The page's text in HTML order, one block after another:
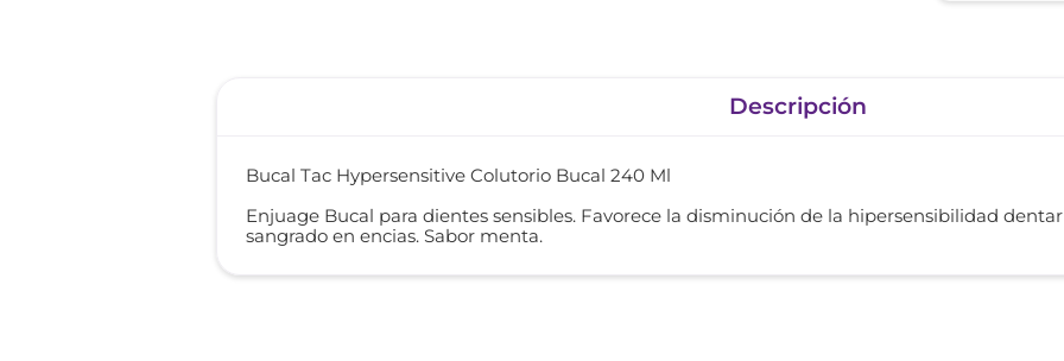
Descripción
Bucal Tac Hypersensitive Colutorio Bucal 240 Ml
Enjuage Bucal para dientes sensibles. Favorece la disminución de la hipersensibilidad
sangrado en encias. Sabor menta.